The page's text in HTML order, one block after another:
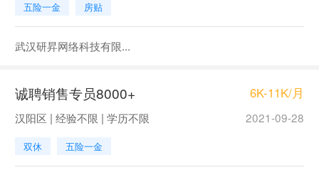
五险一金 房贴
武汉研昇网络科技有限...
诚聘销售专员8000+ 6K-11K/月
汉阳区 | 经验不限 | 学历不限 2021-09-28
双休 五险一金